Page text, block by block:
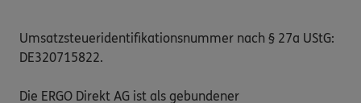
Umsatzsteueridentifikationsnummer nach § 27a UStG:
DE320715822.
Die ERGO Direkt AG ist als gebundener